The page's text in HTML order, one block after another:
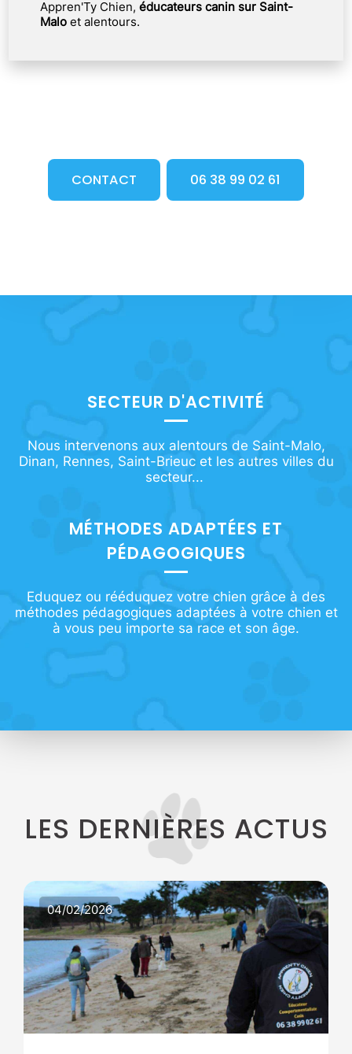
Appren'Ty Chien,éducateurs canin sur Saint-
Malo et alentours.
CONTACT 06 38 99 02 61
SECTEUR D'ACTIVITÉ
Nous intervenons aux alentours de Saint-Malo,
Dinan, Rennes, Saint-Brieuc et les autres villes du
secteur...
MÉTHODES ADAPTÉES ET
PÉDAGOGIQUES
Eduquez ou rééduquez votre chien grâce à des
méthodes pédagogiques adaptées à votre chien et
à vous peu importe sa race et son âge.
LES DERNIÈRES ACTUS
24/03/2026